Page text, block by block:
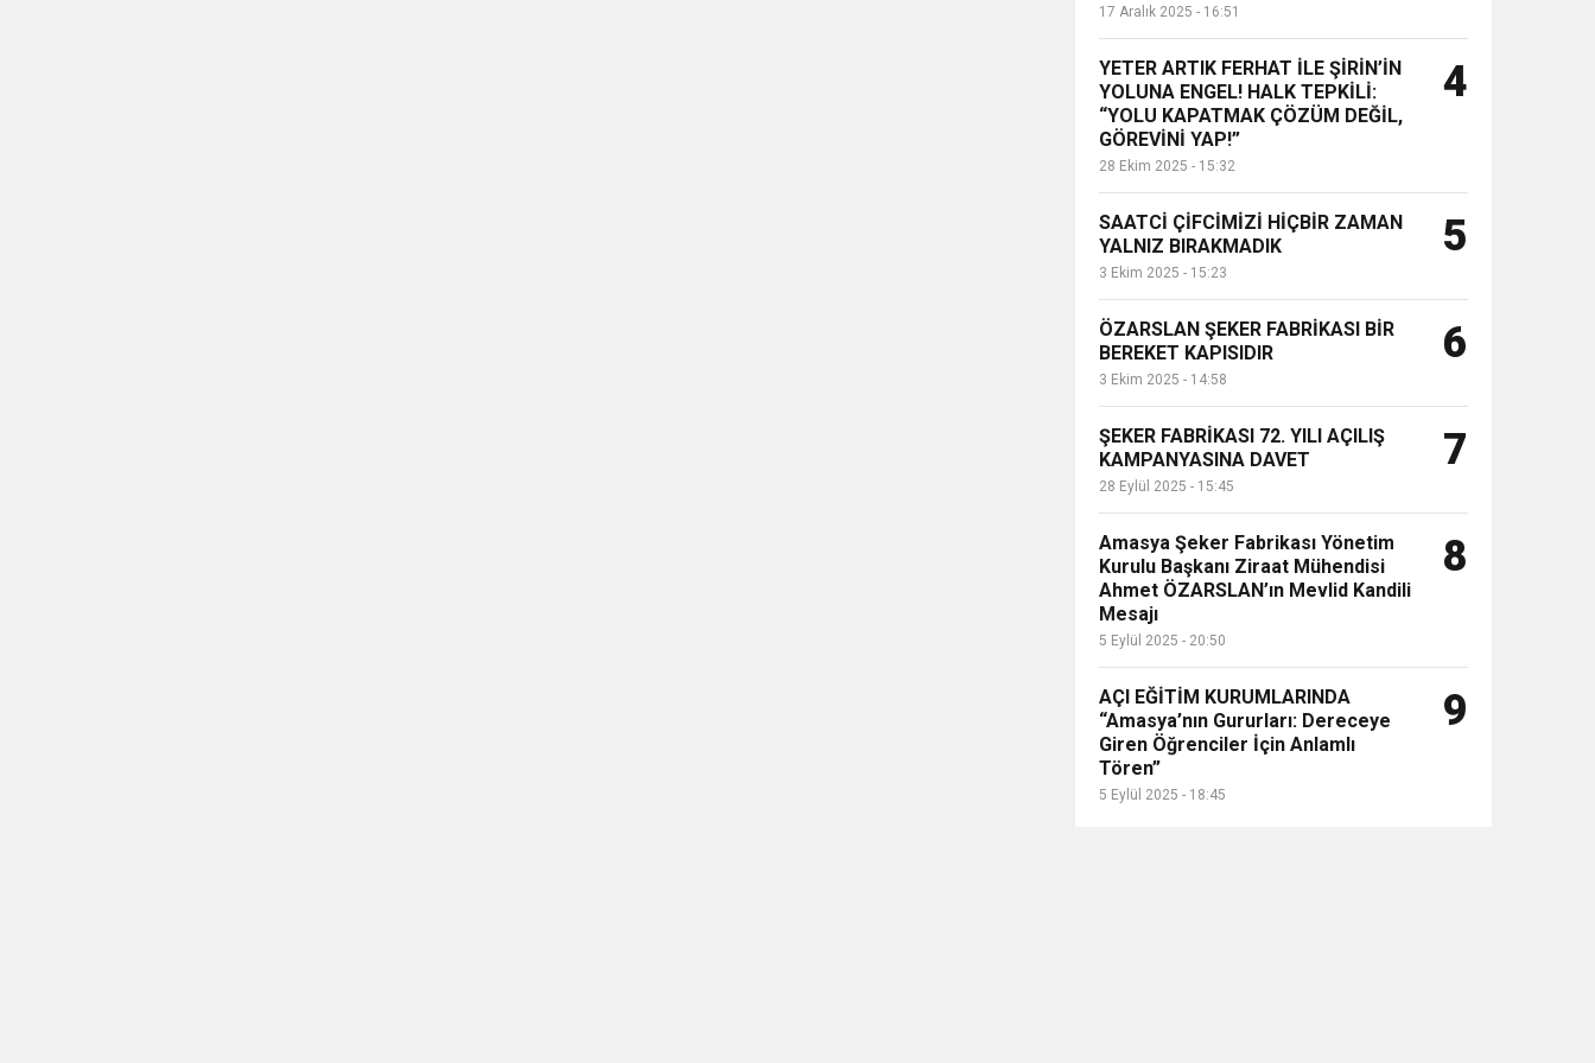
17 Aralık 2025 - 16:51
YETER ARTIK FERHAT İLE ŞİRİN’İN
YOLUNA ENGEL! HALK TEPKİLİ:
“YOLU KAPATMAK ÇÖZÜM DEĞİL,
GÖREVİNİ YAP!”
28 Ekim 2025 - 15:32
4
SAATCİ ÇİFCİMİZİ HİÇBİR ZAMAN
YALNIZ BIRAKMADIK
3 Ekim 2025 - 15:23
5
ÖZARSLAN ŞEKER FABRİKASI BİR
BEREKET KAPISIDIR
3 Ekim 2025 - 14:58
6
ŞEKER FABRİKASI 72. YILI AÇILIŞ
KAMPANYASINA DAVET
28 Eylül 2025 - 15:45
7
Amasya Şeker Fabrikası Yönetim
Kurulu Başkanı Ziraat Mühendisi
Ahmet ÖZARSLAN’ın Mevlid Kandili
Mesajı
5 Eylül 2025 - 20:50
8
AÇI EĞİTİM KURUMLARINDA
“Amasya’nın Gururları: Dereceye
Giren Öğrenciler İçin Anlamlı
Tören”
5 Eylül 2025 - 18:45
9